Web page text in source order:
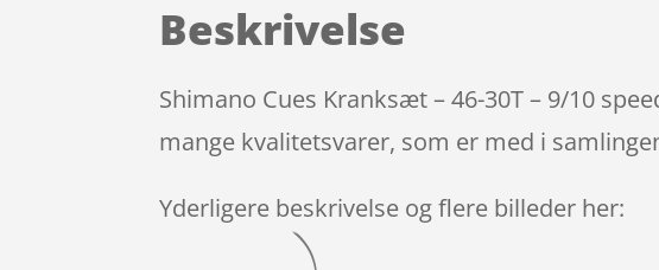
Beskrivelse
Shimano Cues Kranksæt – 46-30T – 9/10
mange kvalitetsvarer, som er med i
Yderligere beskrivelse og flere billeder her: